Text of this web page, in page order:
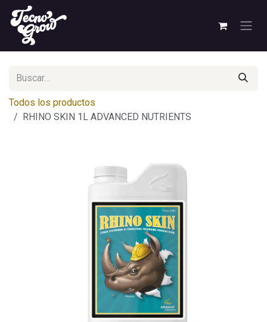
Ir al contenido
Todos los productos
RHINO SKIN 1L ADVANCED NUTRIENTS